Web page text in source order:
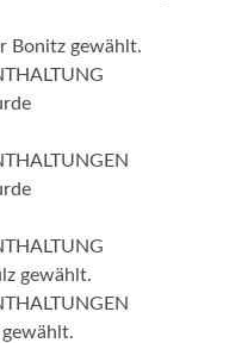
Bonitz gewählt.
gewählt.